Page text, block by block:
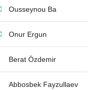
Ousseynou Ba
Onur Ergun
Berat Özdemir
Abbosbek Fayzullaev